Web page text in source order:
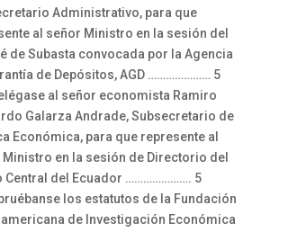
Administrativo, para que
al señor Ministro en la sesión del
de Subasta convocada por la Agencia
de Depósitos, AGD ………………… 5
al señor economista Ramiro
Galarza Andrade, Subsecretario de
Económica, para que represente al
en la sesión de Directorio del
Central del Ecuador …………………. 5
los estatutos de la Fundación
de Investigación Económica